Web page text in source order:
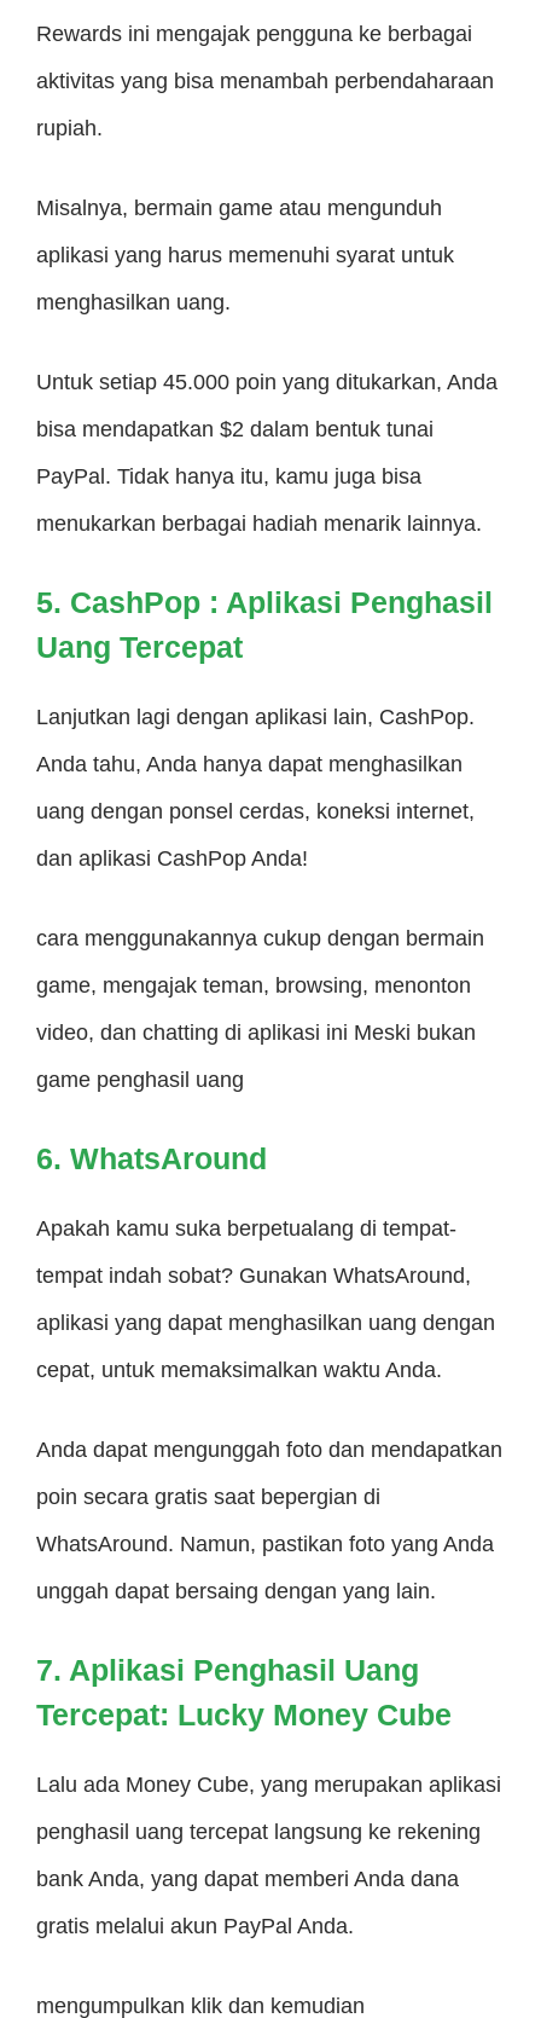
Rewards ini mengajak pengguna ke berbagai
aktivitas yang bisa menambah perbendaharaan
rupiah.
Misalnya, bermain game atau mengunduh
aplikasi yang harus memenuhi syarat untuk
menghasilkan uang.
Untuk setiap 45.000 poin yang ditukarkan, Anda
bisa mendapatkan $2 dalam bentuk tunai
PayPal. Tidak hanya itu, kamu juga bisa
menukarkan berbagai hadiah menarik lainnya.
5. CashPop : Aplikasi Penghasil
Uang Tercepat
Lanjutkan lagi dengan aplikasi lain, CashPop.
Anda tahu, Anda hanya dapat menghasilkan
uang dengan ponsel cerdas, koneksi internet,
dan aplikasi CashPop Anda!
cara menggunakannya cukup dengan bermain
game, mengajak teman, browsing, menonton
video, dan chatting di aplikasi ini Meski bukan
game penghasil uang
6. WhatsAround
Apakah kamu suka berpetualang di tempat-
tempat indah sobat? Gunakan WhatsAround,
aplikasi yang dapat menghasilkan uang dengan
cepat, untuk memaksimalkan waktu Anda.
Anda dapat mengunggah foto dan mendapatkan
poin secara gratis saat bepergian di
WhatsAround. Namun, pastikan foto yang Anda
unggah dapat bersaing dengan yang lain.
7. Aplikasi Penghasil Uang
Tercepat: Lucky Money Cube
Lalu ada Money Cube, yang merupakan aplikasi
penghasil uang tercepat langsung ke rekening
bank Anda, yang dapat memberi Anda dana
gratis melalui akun PayPal Anda.
mengumpulkan klik dan kemudian